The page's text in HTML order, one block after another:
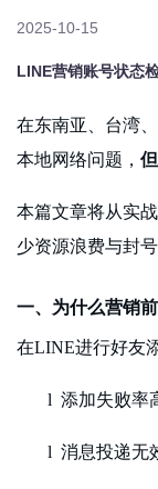
2025-10-15
LINE营销账号状态
在东南亚、台湾
本地网络问题，
本篇文章将从实
少资源浪费与封号
一、为什么营销
在LINE进行好友
l 添加失败率
l 消息投递无